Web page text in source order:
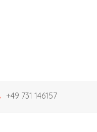
+49 731 146157